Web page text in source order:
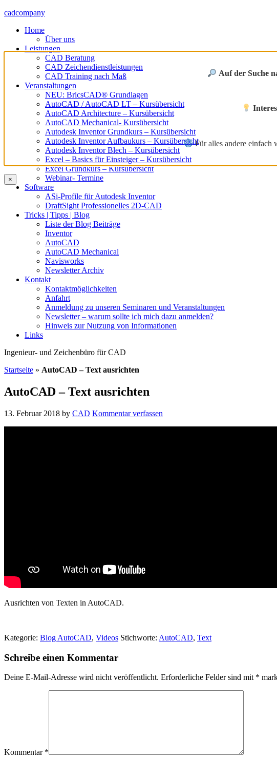
cadcompany
Home
Über uns
Leistungen
CAD Beratung
CAD Zeichendienstleistungen
CAD Training nach Maß
Veranstaltungen
NEU: BricsCAD® Grundlagen
AutoCAD / AutoCAD LT – Kursübersicht
AutoCAD Architecture – Kursübersicht
AutoCAD Mechanical- Kursübersicht
Autodesk Inventor Grundkurs – Kursübersicht
Autodesk Inventor Aufbaukurs – Kursübersicht
Autodesk Inventor Blech – Kursübersicht
Excel – Basics für Einsteiger – Kursübersicht
Excel Grundkurs – Kursübersicht
Webinar- Termine
Software
ASi-Profile für Autodesk Inventor
DraftSight Professionelles 2D-CAD
Tricks | Tipps | Blog
Liste der Blog Beiträge
Inventor
AutoCAD
AutoCAD Mechanical
Navisworks
Newsletter Archiv
Kontakt
Kontaktmöglichkeiten
Anfahrt
Anmeldung zu unseren Seminaren und Veranstaltungen
Newsletter – warum sollte ich mich dazu anmelden?
Hinweis zur Nutzung von Informationen
Links
Ingenieur- und Zeichenbüro für CAD
Startseite » AutoCAD – Text ausrichten
AutoCAD – Text ausrichten
13. Februar 2018 by CAD Kommentar verfassen
Ausrichten von Texten in AutoCAD.
Kategorie: Blog AutoCAD, Videos Stichworte: AutoCAD, Text
Schreibe einen Kommentar
Deine E-Mail-Adresse wird nicht veröffentlicht. Erforderliche Felder sind mit *
Kommentar *
Auf der Suche
Für alles andere einfach
×